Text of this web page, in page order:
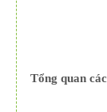
Tổng quan